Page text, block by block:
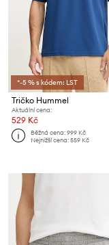
*-5 % s kódem: LST
Tričko Hummel
Aktuální cena:
529 Kč
Běžná cena:999 Kč
Nejnižší cena:559 Kč